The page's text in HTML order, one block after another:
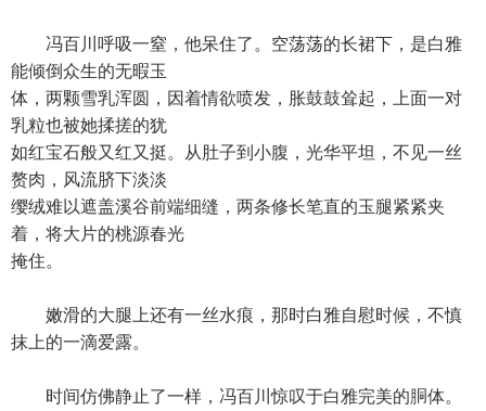
冯百川呼吸一窒，他呆住了。空荡荡的长裙下，是白雅
能倾倒众生的无暇玉
体，两颗雪乳浑圆，因着情欲喷发，胀鼓鼓耸起，上面一对
乳粒也被她揉搓的犹
如红宝石般又红又挺。从肚子到小腹，光华平坦，不见一丝
赘肉，风流脐下淡淡
缨绒难以遮盖溪谷前端细缝，两条修长笔直的玉腿紧紧夹
着，将大片的桃源春光
掩住。
嫩滑的大腿上还有一丝水痕，那时白雅自慰时候，不慎
抹上的一滴爱露。
时间仿佛静止了一样，冯百川惊叹于白雅完美的胴体。